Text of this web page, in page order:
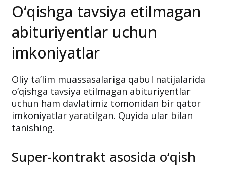
O‘qishga tavsiya etilmagan
abituriyentlar uchun
imkoniyatlar
Oliy ta’lim muassasalariga qabul natijalarida
o‘qishga tavsiya etilmagan abituriyentlar
uchun ham davlatimiz tomonidan bir qator
imkoniyatlar yaratilgan. Quyida ular bilan
tanishing.
Super-kontrakt asosida o‘qish